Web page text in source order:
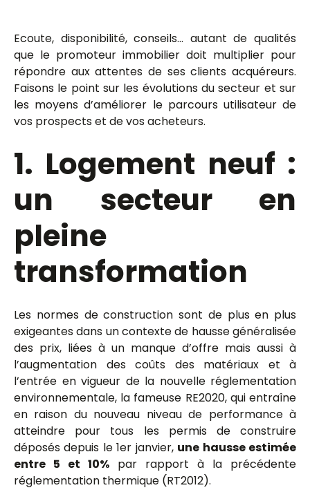
Ecoute, disponibilité, conseils… autant de qualités
que le promoteur immobilier doit multiplier pour
répondre aux attentes de ses clients acquéreurs.
Faisons le point sur les évolutions du secteur et sur
les moyens d’améliorer le parcours utilisateur de
vos prospects et de vos acheteurs.
1. Logement neuf :
un secteur en
pleine
transformation
Les normes de construction sont de plus en plus
exigeantes dans un contexte de hausse généralisée
des prix, liées à un manque d’offre mais aussi à
l’augmentation des coûts des matériaux et à
l’entrée en vigueur de la nouvelle réglementation
environnementale, la fameuse RE2020, qui entraîne
en raison du nouveau niveau de performance à
atteindre pour tous les permis de construire
déposés depuis le 1er janvier, une hausse estimée
entre 5 et 10% par rapport à la précédente
réglementation thermique (RT2012).